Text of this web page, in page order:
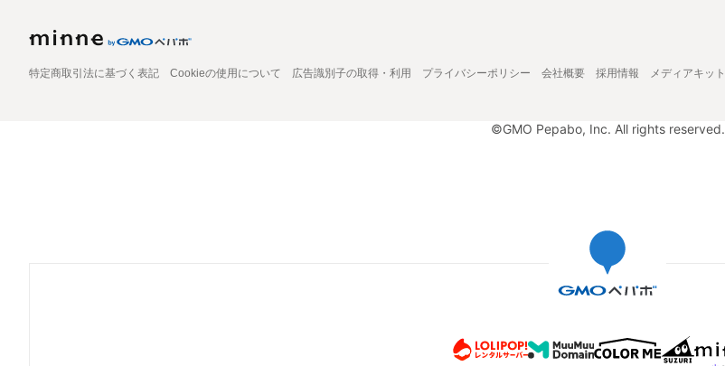
特定商取引法に基づく表記 Cookieの使用について 広告識別子の取得・利用 プライバシーポリシー 会社概要 採用情報 メディアキット
©GMO Pepabo, Inc. All rights reserved.